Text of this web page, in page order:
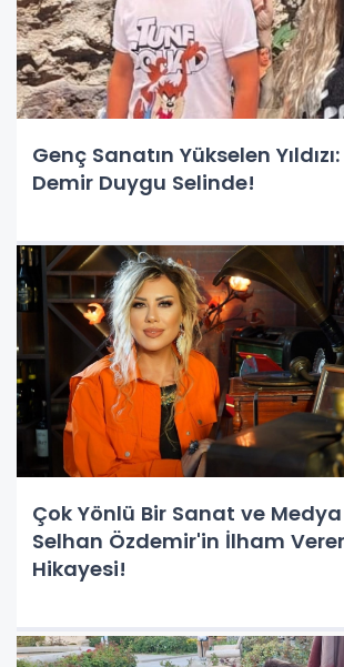
Genç Sanatın Yükselen
Demir Duygu Selinde!
Çok Yönlü Bir Sanat ve Medya
Selhan Özdemir'in İlham
Hikayesi!